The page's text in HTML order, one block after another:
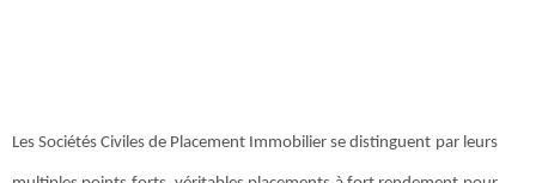
Les Sociétés Civiles de Placement Immobilier se distinguent par leurs